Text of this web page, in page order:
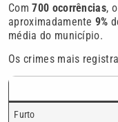
Com700 ocorrências,
aproximadamente9%
média do município.
Os crimes mais
Furto